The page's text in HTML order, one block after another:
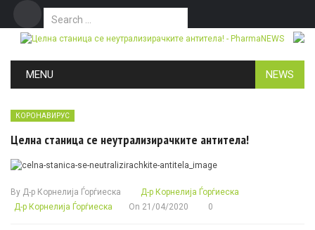
Search for:
MENU NEWS
КОРОНАВИРУС
Целна станица се неутрализирачките антитела!
By Д-р Корнелија Ѓорѓиеска
Д-р Корнелија Ѓорѓиеска
Д-р Корнелија Ѓорѓиеска
On 21/04/2020 0